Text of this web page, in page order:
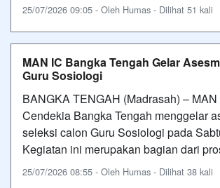
25/07/2026 09:05 - Oleh Humas - Dilihat 51 kali
MAN IC Bangka Tengah Gelar
Guru Sosiologi
BANGKA TENGAH (Madrasah) – MAN
Cendekia Bangka Tengah menggelar
seleksi calon Guru Sosiologi pada
Kegiatan ini merupakan bagian dari
25/07/2026 08:55 - Oleh Humas - Dilihat 38 kali